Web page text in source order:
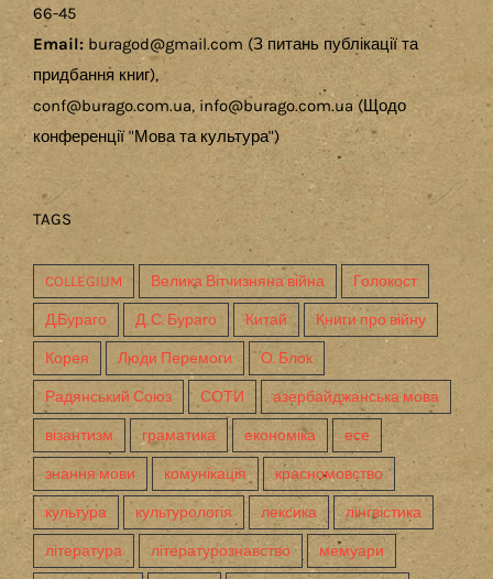
66-45
Email: buragod@gmail.com (З питань публікації та
придбання книг),
conf@burago.com.ua, info@burago.com.ua (Щодо
конференції "Мова та культура")
TAGS
COLLEGIUM Велика Вітчизняна війна Голокост
Д.Бураго Д. С. Бураго Китай Книги про війну
Корея Люди Перемоги О. Блок
Радянський Союз СОТИ азербайджанська мова
візантизм граматика економіка есе
знання мови комунікація красномовство
культура культурологія лексика лінгвістика
література літературознавство мемуари